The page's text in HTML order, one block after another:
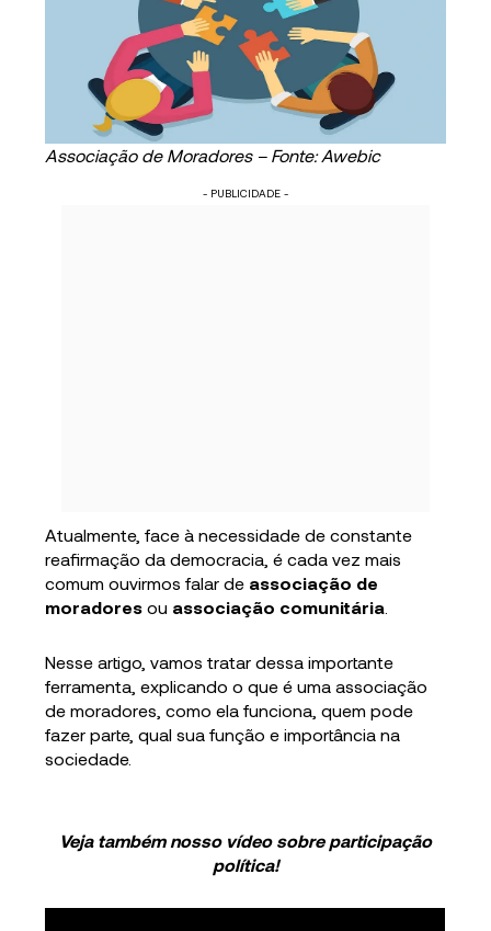
Associação de Moradores – Fonte: Awebic
- PUBLICIDADE -
Atualmente, face à necessidade de constante
reafirmação da democracia, é cada vez mais
comum ouvirmos falar de associação de
moradores ou associação comunitária
Nesse artigo, vamos tratar dessa importante
ferramenta, explicando o que é uma associação
de moradores, como ela funciona, quem pode
fazer parte, qual sua função e importância na
sociedade.
Veja também nosso vídeo sobre participação
política!